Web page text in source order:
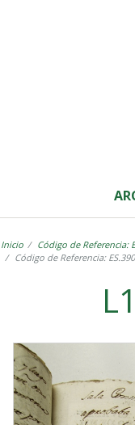
Inicio
Código de Referencia:
Código de Referencia: